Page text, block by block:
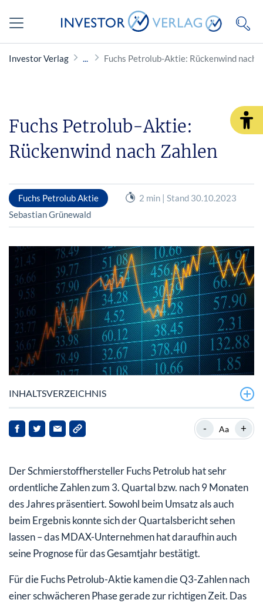
Investor Verlag Fuchs Petrolub-Aktie: Rückenwind nach
Fuchs Petrolub-Aktie:
Rückenwind nach Zahlen
Fuchs Petrolub Aktie
2 min | Stand 30.10.2023
Sebastian Grünewald
INHALTSVERZEICHNIS
Fuchs Petrolub mit überzeugenden Zahlen
- Aa +
Der Schmierstoffhersteller Fuchs Petrolub hat sehr
ordentliche Zahlen zum 3. Quartal bzw. nach 9 Monaten
des Jahres präsentiert. Sowohl beim Umsatz als auch
beim Ergebnis konnte sich der Quartalsbericht sehen
lassen – das MDAX-Unternehmen hat daraufhin auch
seine Prognose für das Gesamtjahr bestätigt.
Für die Fuchs Petrolub-Aktie kamen die Q3-Zahlen nach
einer schwächeren Phase gerade zur richtigen Zeit. Das